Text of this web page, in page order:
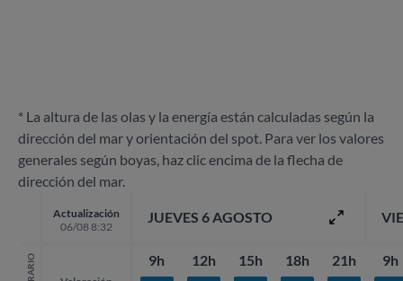
* La altura de las olas y la energía están calculadas según la
dirección del mar y orientación del spot. Para ver los valores
generales según boyas, haz clic encima de la flecha de
dirección del mar.
Actualización
06/08 8:32
JUEVES 6 AGOSTO
9h 12h 15h 18h 21h 9h